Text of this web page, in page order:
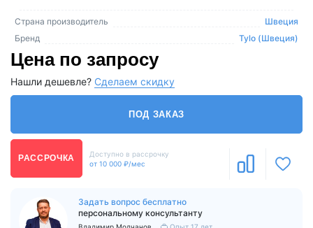
Цена по запросу
Нашли дешевле? Сделаем скидку
ПОД ЗАКАЗ
Доступно в рассрочку
от 10 000 ₽/мес
РАССРОЧКА
Задать вопрос бесплатно
персональному консультанту
Страна производитель
Швеция
Бренд
Tylo (Швеция)